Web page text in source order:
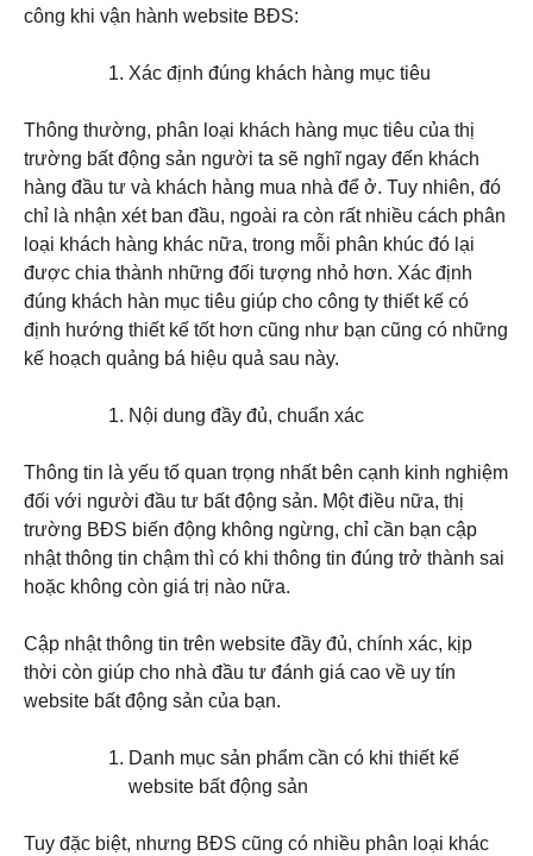
công khi vận hành website BĐS:
Xác định đúng khách hàng mục tiêu
Thông thường, phân loại khách hàng mục tiêu của thị
trường bất động sản người ta sẽ nghĩ ngay đến khách
hàng đầu tư và khách hàng mua nhà để ở. Tuy nhiên, đó
chỉ là nhận xét ban đầu, ngoài ra còn rất nhiều cách phân
loại khách hàng khác nữa, trong mỗi phân khúc đó lại
được chia thành những đối tượng nhỏ hơn. Xác định
đúng khách hàn mục tiêu giúp cho công ty thiết kế có
định hướng thiết kế tốt hơn cũng như bạn cũng có những
kế hoạch quảng bá hiệu quả sau này.
Nội dung đầy đủ, chuẩn xác
Thông tin là yếu tố quan trọng nhất bên cạnh kinh nghiệm
đối với người đầu tư bất động sản. Một điều nữa, thị
trường BĐS biến động không ngừng, chỉ cần bạn cập
nhật thông tin chậm thì có khi thông tin đúng trở thành sai
hoặc không còn giá trị nào nữa.
Cập nhật thông tin trên website đầy đủ, chính xác, kịp
thời còn giúp cho nhà đầu tư đánh giá cao về uy tín
website bất động sản của bạn.
Danh mục sản phẩm cần có khi thiết kế
website bất động sản
Tuy đặc biệt, nhưng BĐS cũng có nhiều phân loại khác